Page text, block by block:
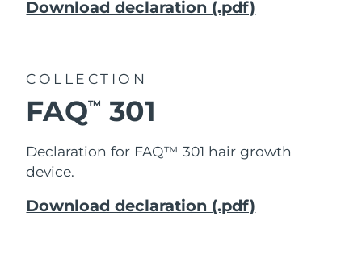
Download declaration (.pdf)
COLLECTION
FAQTM 301
Declaration for FAQ™ 301 hair growth
device.
Download declaration (.pdf)
斯洛伐克 預計送達日期
西班牙
瑞典 預計送達日期